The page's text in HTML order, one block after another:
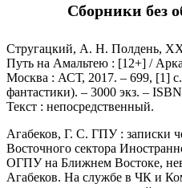
Сборники без
Стругацкий, А. Н. Полдень,
Путь на Амальтею : [12+] /
Москва : АСТ, 2017. – 699, [1]
фантастики). – 3000 экз. –
Текст : непосредственный.
Агабеков, Г. С. ГПУ : записки
Восточного сектора
ОГПУ на Ближнем Востоке,
Агабеков. На службе в ЧК и